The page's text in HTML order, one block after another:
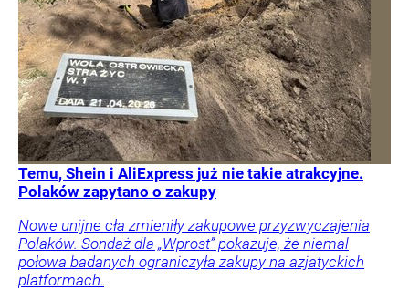
Temu, Shein i AliExpress już nie takie atrakcyjne.
Polaków zapytano o zakupy
Nowe unijne cła zmieniły zakupowe przyzwyczajenia
Polaków. Sondaż dla „Wprost” pokazuje, że niemal
połowa badanych ograniczyła zakupy na azjatyckich
platformach.